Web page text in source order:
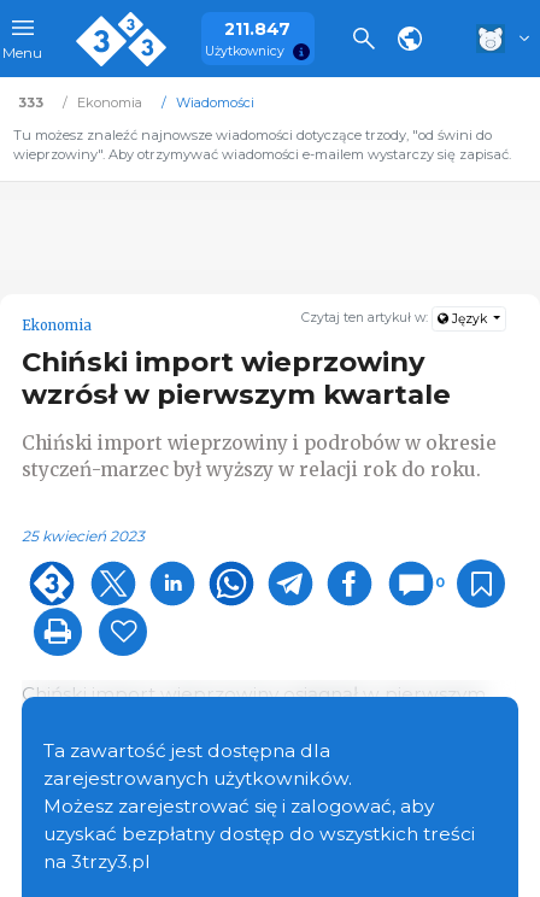
Menu
211.847
Użytkownicy
333 Ekonomia
Wiadomości
Tu możesz znaleźć najnowsze wiadomości dotyczące trzody, "od świni do
wieprzowiny". Aby otrzymywać wiadomości e-mailem wystarczy się zapisać.
Czytaj ten artykuł w: Język
Ekonomia
Chiński import wieprzowiny
wzrósł w pierwszym kwartale
Chiński import wieprzowiny i podrobów w okresie
styczeń-marzec był wyższy w relacji rok do roku.
25 kwiecień 2023
0
Chiński import wieprzowiny osiągnął w pierwszym
porównaniu z analogicznym okresem ubiegłego
roku. Wliczając podroby, wolumen ten wzrasta do
820 tys. t (+21%).
Należy jednak zauważyć, że wzrost ten wynika
Ta zawartość jest dostępna dla
zarejestrowanych użytkowników.
Możesz zarejestrować się i zalogować, aby
uzyskać bezpłatny dostęp do wszystkich treści
na 3trzy3.pl